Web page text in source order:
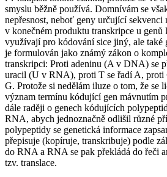
smyslu běžně používá. Domnívám se
nepřesnost, neboť geny určující
v konečném produktu transkripce u
využívají pro kódování sice jiný, ale také
je formulován jako známý zákon o
transkripci: Proti adeninu (A v DNA) se
uracil (U v RNA), proti T se řadí A, proti
G. Protože si nedělám iluze o tom, že se
význam termínu kódující gen mávnutím
dále raději o genech kódujících
RNA, abych jednoznačně odlišil různé
polypeptidy se genetická informace
přepisuje (kopíruje, transkribuje) podle
do RNA a RNA se pak překládá do řeči
tzv. translace.